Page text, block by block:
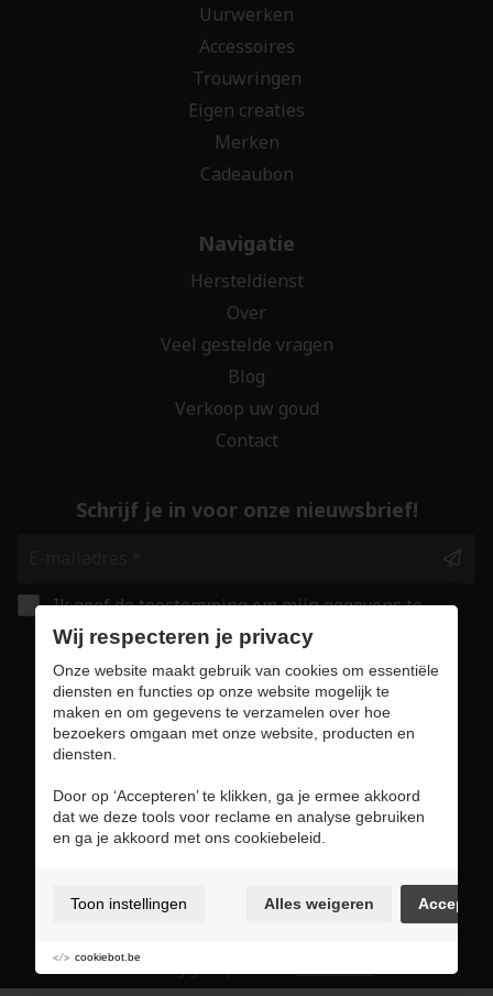
Uurwerken
Accessoires
Trouwringen
Eigen creaties
Merken
Cadeaubon
Navigatie
Hersteldienst
Over
Veel gestelde vragen
Blog
Verkoop uw goud
Contact
Schrijf je in voor onze nieuwsbrief!
Ik geef de toestemming om mijn gegevens te
bewaren en verwerken zoals aangegeven in
onze
privacy statement. *
Veilig online winkelen
Gebruiksvoorwaarden & privacybeleid
Sitemap
Met zorg geslepen door
Wij respecteren je privacy
Onze website maakt gebruik van cookies om essentiële
diensten en functies op onze website mogelijk te
maken en om gegevens te verzamelen over hoe
bezoekers omgaan met onze website, producten en
diensten.
Door op ‘Accepteren’ te klikken, ga je ermee akkoord
dat we deze tools voor reclame en analyse gebruiken
en ga je akkoord met ons cookiebeleid.
Toon instellingen Alles weigeren
cookiebot.be